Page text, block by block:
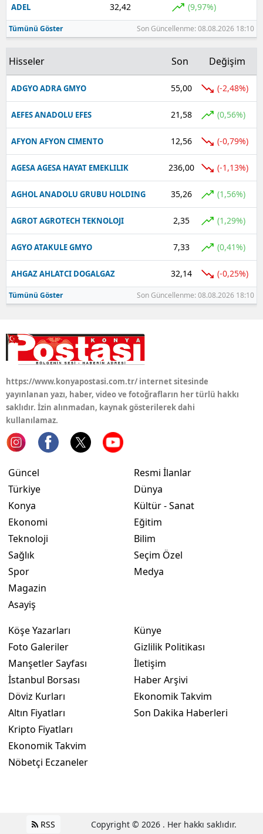
Ardahan
Yalova
Karabük
Kilis
Osmaniye
Düzce
ADEL 32,42 (9,97%)
Tümünü Göster Son Güncellenme: 08.08.2026 18:10
Hisseler Son Değişim
ADGYO ADRA GMYO 55,00 (-2,48%)
AEFES ANADOLU EFES 21,58 (0,56%)
AFYON AFYON CIMENTO 12,56 (-0,79%)
AGESA AGESA HAYAT EMEKLILIK 236,00 (-1,13%)
AGHOL ANADOLU GRUBU HOLDING 35,26 (1,56%)
AGROT AGROTECH TEKNOLOJI 2,35 (1,29%)
AGYO ATAKULE GMYO 7,33 (0,41%)
AHGAZ AHLATCI DOGALGAZ 32,14 (-0,25%)
Tümünü Göster Son Güncellenme: 08.08.2026 18:10
https://www.konyapostasi.com.tr/ internet sitesinde
yayınlanan yazı, haber, video ve fotoğrafların her türlü hakkı
saklıdır. İzin alınmadan, kaynak gösterilerek dahi
kullanılamaz.
Güncel
Türkiye
Konya
Ekonomi
Teknoloji
Sağlık
Spor
Magazin
Asayiş
Resmi İlanlar
Dünya
Kültür - Sanat
Eğitim
Bilim
Seçim Özel
Medya
Köşe Yazarları
Foto Galeriler
Manşetler Sayfası
İstanbul Borsası
Döviz Kurları
Altın Fiyatları
Kripto Fiyatları
Ekonomik Takvim
Nöbetçi Eczaneler
Künye
Gizlilik Politikası
İletişim
Haber Arşivi
Ekonomik Takvim
Son Dakika Haberleri
RSS Copyright © 2026 . Her hakkı saklıdır.